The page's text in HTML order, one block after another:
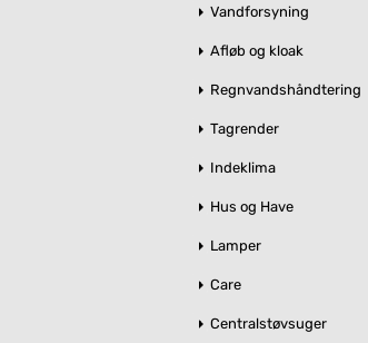
Vandforsyning
Afløb og kloak
Regnvandshåndtering
Tagrender
Indeklima
Hus og Have
Lamper
Care
Centralstøvsuger